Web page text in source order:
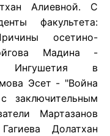
Алиевной. С
факультета:
осетино-
Мадина -
в
Эсет - "Война
Мартазанов
Долатхан